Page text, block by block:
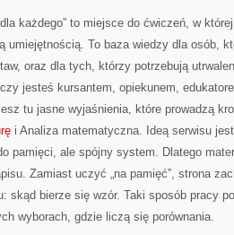
każdego” to miejsce do ćwiczeń, w
umiejętnością. To baza wiedzy dla osób,
oraz dla tych, którzy potrzebują
jesteś kursantem, opiekunem,
tu jasne wyjaśnienia, które prowadzą
i Analiza matematyczna. Ideą serwisu
pamięci, ale spójny system. Dlatego
Zamiast uczyć „na pamięć”, strona
skąd bierze się wzór. Taki sposób pracy
wyborach, gdzie liczą się porównania.